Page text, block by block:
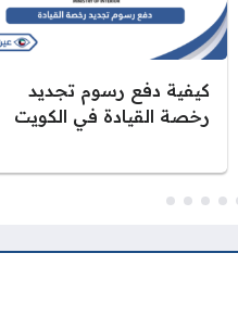
كيفية دفع رسوم تجديد
رخصة القيادة في الكويت